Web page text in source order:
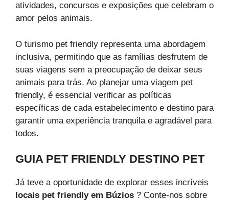
atividades, concursos e exposições que celebram o
amor pelos animais.
O turismo pet friendly representa uma abordagem
inclusiva, permitindo que as famílias desfrutem de
suas viagens sem a preocupação de deixar seus
animais para trás. Ao planejar uma viagem pet
friendly, é essencial verificar as políticas
específicas de cada estabelecimento e destino para
garantir uma experiência tranquila e agradável para
todos.
GUIA PET FRIENDLY DESTINO PET
Já teve a oportunidade de explorar esses incríveis
locais pet friendly em Búzios ? Conte-nos sobre